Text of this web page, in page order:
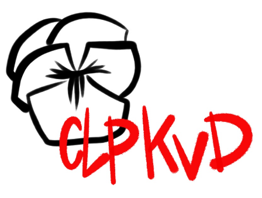
contenu